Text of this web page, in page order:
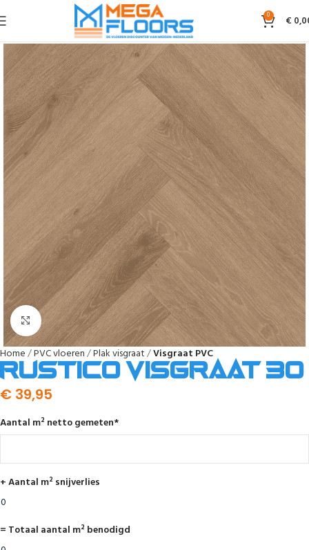
0 €
Home PVC vloeren Plak visgraat Visgraat PVC
Rustico visgraat 30
€ 39,95
Aantal m² netto gemeten*
+ Aantal m² snijverlies
= Totaal aantal m² benodigd
Afbeelding vergroten